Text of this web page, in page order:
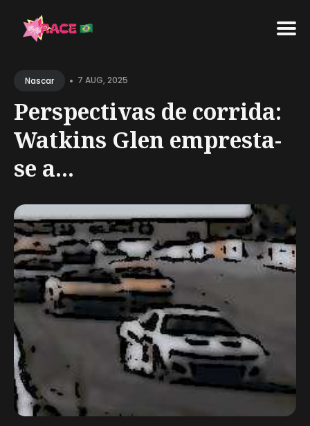
forNascar • 7 AUG, 2025
Perspectivas de corrida:
Watkins Glen empresta-
se a...